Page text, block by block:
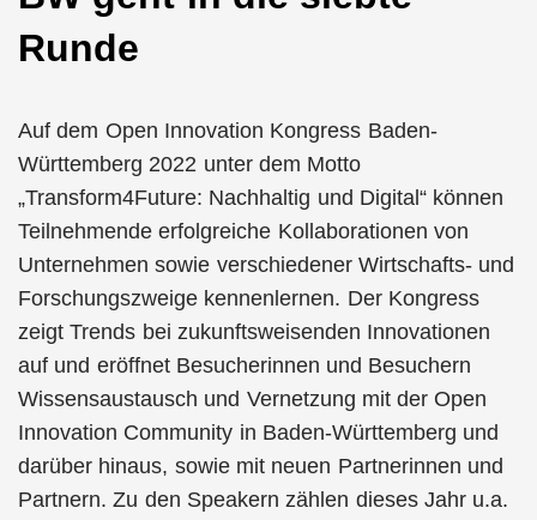
Runde
Auf dem Open Innovation Kongress Baden-
Württemberg 2022 unter dem Motto
„Transform4Future: Nachhaltig und Digital“ können
Teilnehmende erfolgreiche Kollaborationen von
Unternehmen sowie verschiedener Wirtschafts- und
Forschungszweige kennenlernen. Der Kongress
zeigt Trends bei zukunftsweisenden Innovationen
auf und eröffnet Besucherinnen und Besuchern
Wissensaustausch und Vernetzung mit der Open
Innovation Community in Baden-Württemberg und
darüber hinaus, sowie mit neuen Partnerinnen und
Partnern. Zu den Speakern zählen dieses Jahr u.a.